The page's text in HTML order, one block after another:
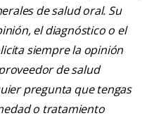
de salud oral. Su
el diagnóstico o el
siempre la opinión
de salud
pregunta que tengas
o tratamiento